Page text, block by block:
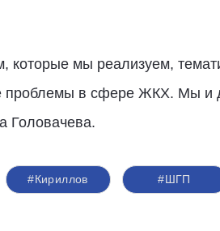
которые мы реализуем,
проблемы в сфере ЖКХ. Мы
Головачева.
#Кириллов #ШГП